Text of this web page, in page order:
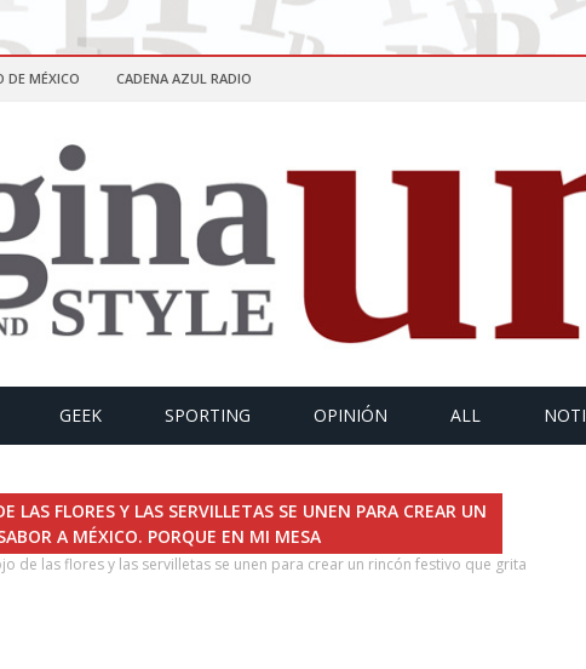
DE MÉXICO CADENA AZUL RADIO
GEEK SPORTING OPINIÓN ALL
LAS FLORES Y LAS SERVILLETAS SE UNEN PARA CREAR UN
A MÉXICO. PORQUE EN MI MESA
de las flores y las servilletas se unen para crear un rincón festivo que grita